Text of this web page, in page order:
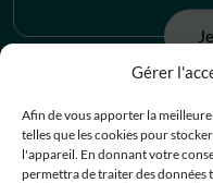
Gérer
Afin de vous apporter la
telles que les cookies pour
l'appareil. En donnant votre
permettra de traiter des données